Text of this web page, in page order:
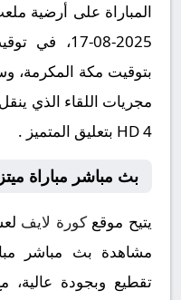
المباراة على أرضية
بتوقيت مكة المكرمة،
HD 4 بتعليق المتميز .
بث مباشر مباراة
يتيح موقعكورة لايف
مشاهدة بث مباشر
تقطيع وبجودة عالية،